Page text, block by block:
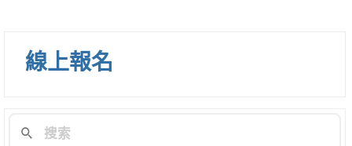
線上報名